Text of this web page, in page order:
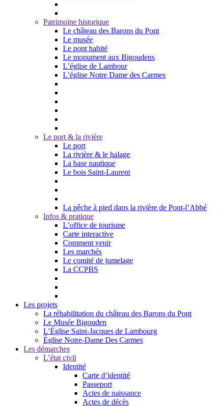
Patrimoine historique
Le château des Barons du Pont
Le musée
Le pont habité
Le monument aux Bigoudens
L’église de Lambour
L’église Notre Dame des Carmes
Le port & la rivière
Le port
La rivière & le halage
La base nautique
Le bois Saint-Laurent
La pêche à pied dans la rivière de Pont-l’Abbé
Infos & pratique
L’office de tourisme
Carte interactive
Comment venir
Les marchés
Le comité de jumelage
La CCPBS
Les projets
La réhabilitation du château des Barons du Pont
Le Musée Bigouden
L’Église Saint-Jacques de Lambourg
Église Notre-Dame Des Carmes
Les démarches
L’état civil
Identité
Carte d’identité
Passeport
Actes de naissance
Actes de décès